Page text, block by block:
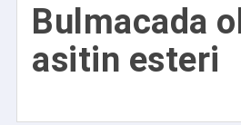
Bulmacada
asitin esteri